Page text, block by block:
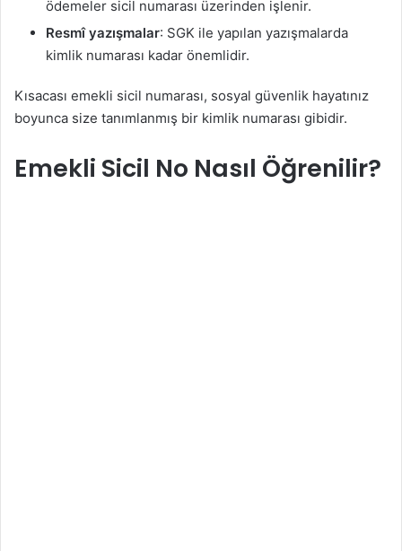
ödemeler sicil numarası üzerinden işlenir.
Resmî yazışmalar: SGK ile yapılan yazışmalarda
kimlik numarası kadar önemlidir.
Kısacası emekli sicil numarası, sosyal güvenlik hayatınız
boyunca size tanımlanmış bir kimlik numarası gibidir.
Emekli Sicil No Nasıl Öğrenilir?